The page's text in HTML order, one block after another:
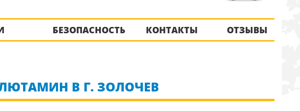
БЕЗОПАСНОСТЬ КОНТАКТЫ ОТЗЫВЫ
В Г. ЗОЛОЧЕВ